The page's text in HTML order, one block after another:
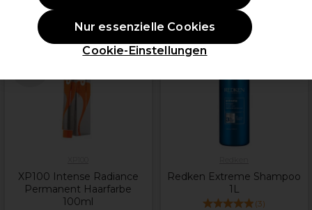
ANGEBOT
XP100 Intense Radiance
Permanent Haarfarbe
100ml
Redken Extreme Shampoo
1L
(3)
Cookie-Einstellungen
Nur essenzielle Cookies